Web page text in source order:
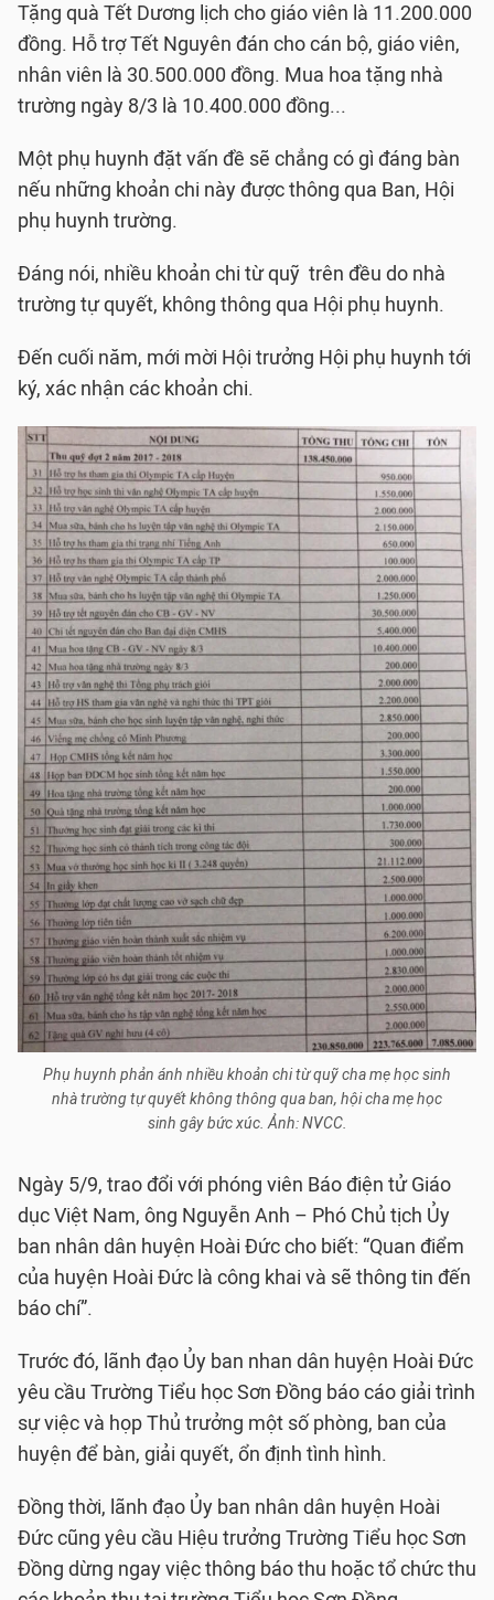
Tặng quà Tết Dương lịch cho giáo viên là 11.200.000
đồng. Hỗ trợ Tết Nguyên đán cho cán bộ, giáo viên,
nhân viên là 30.500.000 đồng. Mua hoa tặng nhà
trường ngày 8/3 là 10.400.000 đồng...
Một phụ huynh đặt vấn đề sẽ chẳng có gì đáng bàn
nếu những khoản chi này được thông qua Ban, Hội
phụ huynh trường.
Đáng nói, nhiều khoản chi từ quỹ trên đều do nhà
trường tự quyết, không thông qua Hội phụ huynh.
Đến cuối năm, mới mời Hội trưởng Hội phụ huynh tới
ký, xác nhận các khoản chi.
Phụ huynh phản ánh nhiều khoản chi từ quỹ cha mẹ học sinh
nhà trường tự quyết không thông qua ban, hội cha mẹ học
sinh gây bức xúc. Ảnh: NVCC.
Ngày 5/9, trao đổi với phóng viên Báo điện tử Giáo
dục Việt Nam, ông Nguyễn Anh – Phó Chủ tịch Ủy
ban nhân dân huyện Hoài Đức cho biết: “Quan điểm
của huyện Hoài Đức là công khai và sẽ thông tin đến
báo chí”.
Trước đó, lãnh đạo Ủy ban nhan dân huyện Hoài Đức
yêu cầu Trường Tiểu học Sơn Đồng báo cáo giải trình
sự việc và họp Thủ trưởng một số phòng, ban của
huyện để bàn, giải quyết, ổn định tình hình.
Đồng thời, lãnh đạo Ủy ban nhân dân huyện Hoài
Đức cũng yêu cầu Hiệu trưởng Trường Tiểu học Sơn
Đồng dừng ngay việc thông báo thu hoặc tổ chức thu